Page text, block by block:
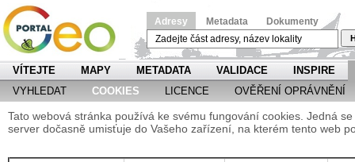
Adresy Metadata Dokumenty
VÍTEJTE MAPY METADATA VALIDACE
INSPIRE
VYHLEDAT
COOKIES LICENCE OVĚŘENÍ OPRÁVNĚNÍ
Tato webová stránka používá ke svému fungování cookies. Jedná
server dočasně umisťuje do Vašeho zařízení, na kterém tento web